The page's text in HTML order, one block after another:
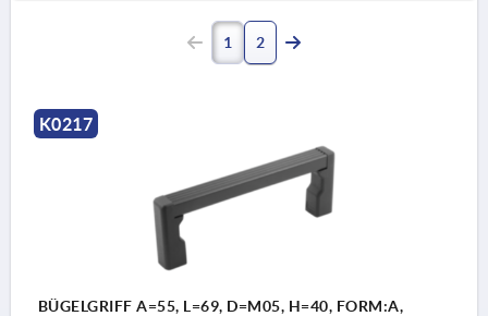
1 2
K0217
BÜGELGRIFF A=55, L=69, D=M05, H=40, FORM:A,